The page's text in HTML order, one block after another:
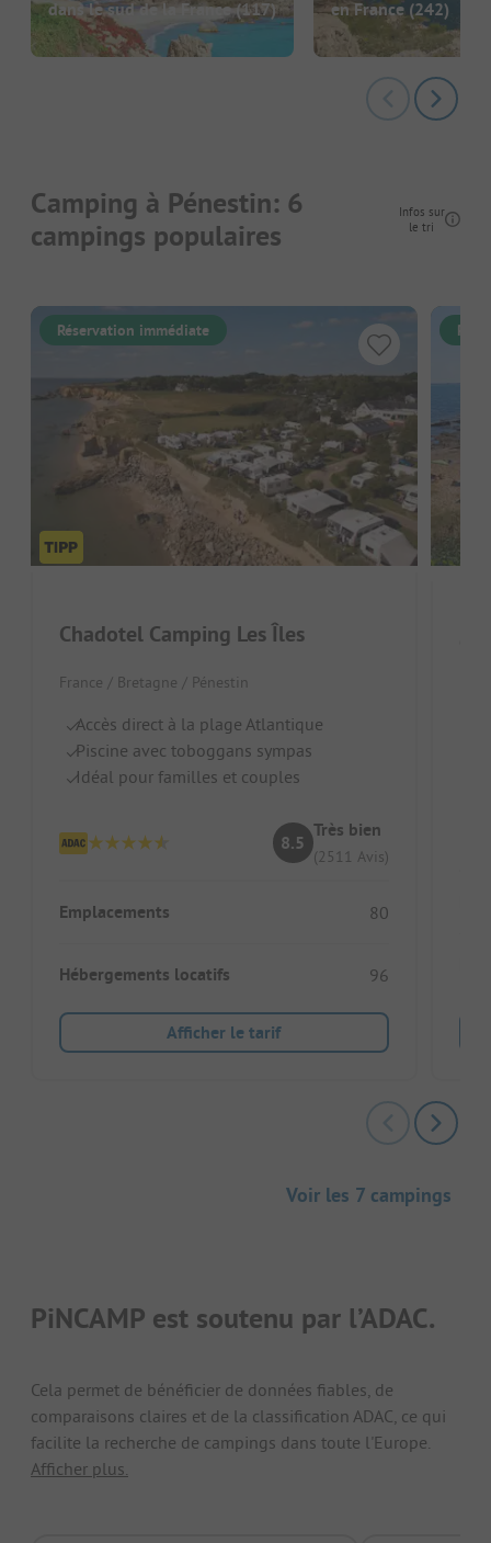
dans le sud de la France(117)
en France (242)
Camping à Pénestin: 6
campings populaires
Infos sur
le tri
Réservation immédiate
Chadotel Camping Les Îles
France / Bretagne / Pénestin
Accès direct à la plage Atlantique
Piscine avec toboggans sympas
Idéal pour familles et couples
8.5
Très bien
(2511 Avis)
Emplacements 80
Hébergements locatifs 96
Afficher le tarif
Voir les 7 campings
PiNCAMP est soutenu par l’ADAC.
Cela permet de bénéficier de données fiables, de
comparaisons claires et de la classification ADAC, ce qui
facilite la recherche de campings dans toute l'Europe.
Afficher plus.